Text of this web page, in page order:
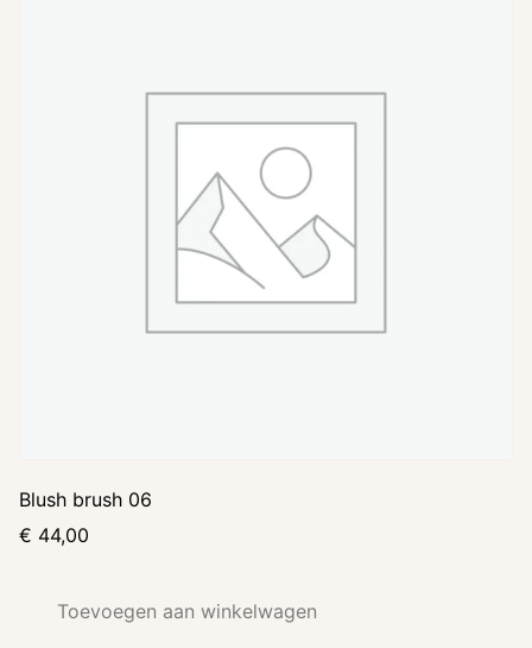
Blush brush 06
€ 44,00
Toevoegen aan winkelwagen